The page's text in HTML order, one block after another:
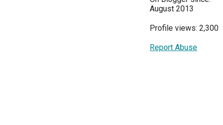
August 2013
Profile views: 2,300
Report Abuse